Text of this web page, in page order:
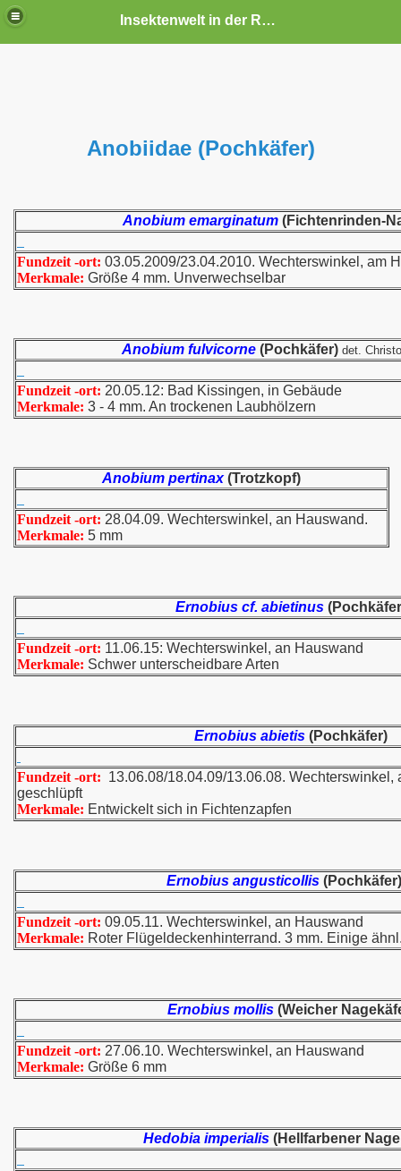
Insektenwelt in der Rhön und Umgebung
Anobiidae (Pochkäfer)
Anobium emarginatum (Fichtenrinden-
Fundzeit -ort: 03.05.2009/23.04.2010. Wechterswinkel, am
Merkmale: Größe 4 mm. Unverwechselbar
Anobium fulvicorne (Pochkäfer) det.
Fundzeit -ort: 20.05.12: Bad Kissingen, in Gebäude
Merkmale: 3 - 4 mm. An trockenen Laubhölzern
Anobium pertinax(Trotzkopf)
Fundzeit -ort: 28.04.09. Wechterswinkel, an Hauswand.
Merkmale: 5 mm
Ernobius cf. abietinus
Fundzeit -ort: 11.06.15: Wechterswinkel, an Hauswand
Merkmale: Schwer unterscheidbare Arten
Ernobius abietis (Pochkäfer)
Fundzeit -ort: 13.06.08/18.04.09/13.06.08. Wechterswinkel,
geschlüpft
Merkmale: Entwickelt sich in Fichtenzapfen
Ernobius angusticollis
Fundzeit -ort: 09.05.11. Wechterswinkel, an Hauswand
Merkmale: Roter Flügeldeckenhinterrand. 3 mm. Einige
Ernobius mollis(Weicher
Fundzeit -ort: 27.06.10. Wechterswinkel, an Hauswand
Merkmale: Größe 6 mm
Hedobia imperialis (Hellfarbener